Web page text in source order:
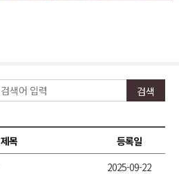
제목
등록일
2025-09-22